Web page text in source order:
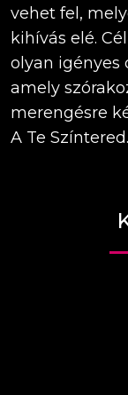
vehet fel,
kihívás elé.
olyan igényes
amely
merengésre
A Te Színtered.